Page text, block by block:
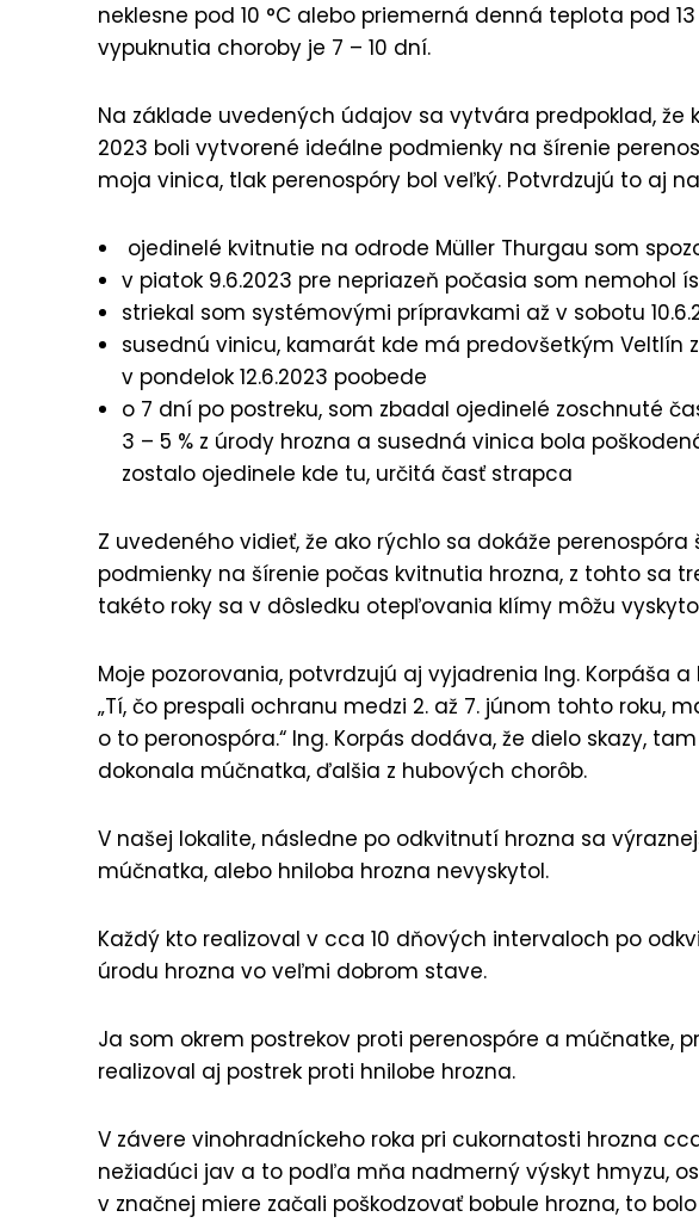
neklesne pod 10 °C alebo priemerná denná teplota pod
vypuknutia choroby je 7 – 10 dní.
Na základe uvedených údajov sa vytvára predpoklad,
2023 boli vytvorené ideálne podmienky na šírenie
moja vinica, tlak perenospóry bol veľký. Potvrdzujú to aj
ojedinelé kvitnutie na odrode Müller Thurgau som
v piatok 9.6.2023 pre nepriazeň počasia som nemohol
striekal som systémovými prípravkami až v sobotu
susednú vinicu, kamarát kde má predovšetkým Veltlín
v pondelok 12.6.2023 poobede
o 7 dní po postreku, som zbadal ojedinelé zoschnuté
3 – 5 % z úrody hrozna a susedná vinica bola
zostalo ojedinele kde tu, určitá časť strapca
Z uvedeného vidieť, že ako rýchlo sa dokáže
podmienky na šírenie počas kvitnutia hrozna, z tohto sa
takéto roky sa v dôsledku otepľovania klímy môžu
Moje pozorovania, potvrdzujú aj vyjadrenia Ing. Korpáša
„Tí, čo prespali ochranu medzi 2. až 7. júnom tohto roku,
o to peronospóra.“ Ing. Korpás dodáva, že dielo skazy,
dokonala múčnatka, ďalšia z hubových chorôb.
V našej lokalite, následne po odkvitnutí hrozna sa
múčnatka, alebo hniloba hrozna nevyskytol.
Každý kto realizoval v cca 10 dňových intervaloch po
úrodu hrozna vo veľmi dobrom stave.
Ja som okrem postrekov proti perenospóre a múčnatke,
realizoval aj postrek proti hnilobe hrozna.
V závere vinohradníckeho roka pri cukornatosti hrozna
nežiadúci jav a to podľa mňa nadmerný výskyt hmyzu,
v značnej miere začali poškodzovať bobule hrozna, to